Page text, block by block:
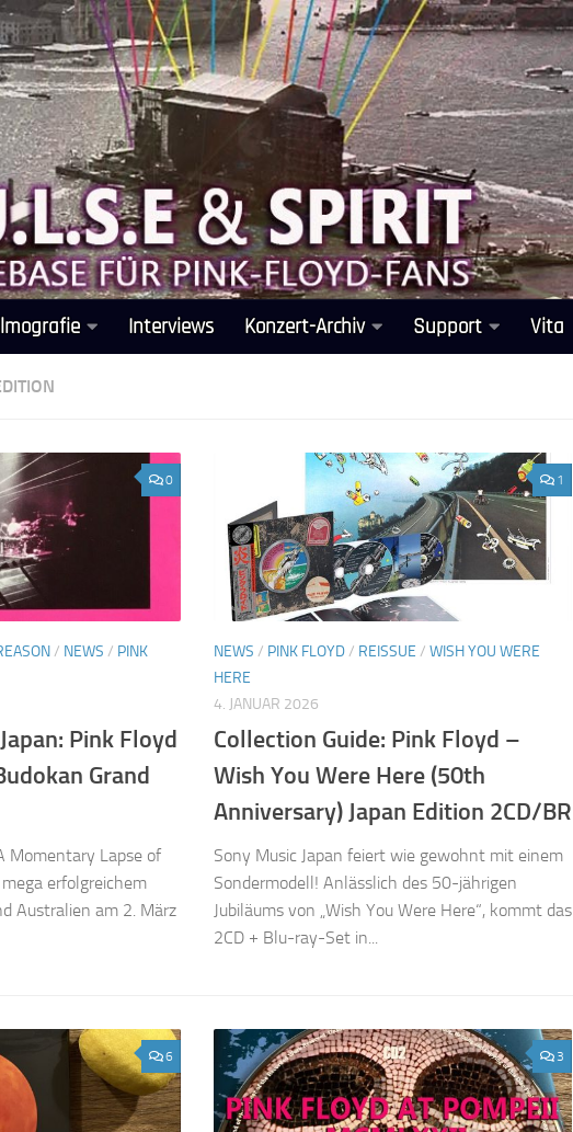
Interviews Konzert-Archiv Support Vita
0
/ NEWS / PINK
Pink Floyd
Grand
Momentary Lapse of
erfolgreichem
Australien am 2. März
1
NEWS / PINK FLOYD/ REISSUE / WISH YOU WERE
HERE
4. JANUAR 2026
Collection Guide: Pink Floyd –
Wish You Were Here (50th
Anniversary) Japan Edition 2CD/BR
Sony Music Japan feiert wie gewohnt mit einem
Sondermodell! Anlässlich des 50-jährigen
Jubiläums von „Wish You Were Here“, kommt das
2CD + Blu-ray-Set in...
6 3